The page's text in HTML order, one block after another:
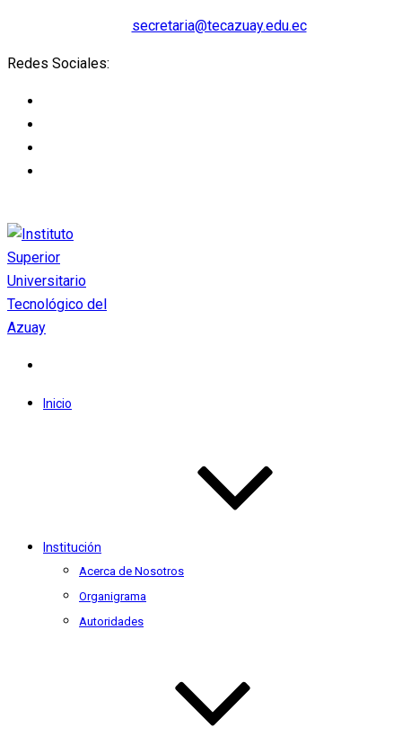
secretaria@tecazuay.edu.ec
Redes Sociales:
Inicio
Institución
Acerca de Nosotros
Organigrama
Autoridades